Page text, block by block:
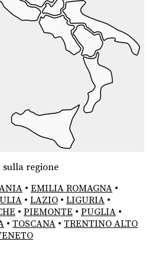
sulla regione
• EMILIA ROMAGNA •
• LAZIO • LIGURIA •
• PIEMONTE • PUGLIA •
• TOSCANA • TRENTINO ALTO